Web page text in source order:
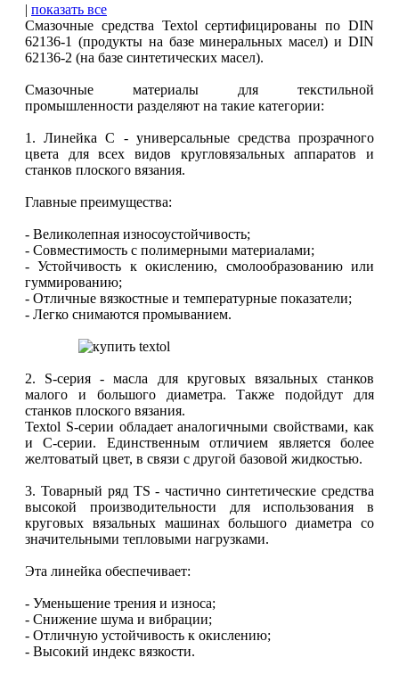
| показать все
Смазочные средства Textol сертифицированы по DIN
62136-1 (продукты на базе минеральных масел) и DIN
62136-2 (на базе синтетических масел).
Смазочные материалы для текстильной
промышленности разделяют на такие категории:
1. Линейка C - универсальные средства прозрачного
цвета для всех видов кругловязальных аппаратов и
станков плоского вязания.
Главные преимущества:
- Великолепная износоустойчивость;
- Совместимость с полимерными материалами;
- Устойчивость к окислению, смолообразованию или
гуммированию;
- Отличные вязкостные и температурные показатели;
- Легко снимаются промыванием.
2. S-серия - масла для круговых вязальных станков
малого и большого диаметра. Также подойдут для
станков плоского вязания.
Textol S-серии обладает аналогичными свойствами, как
и C-серии. Единственным отличием является более
желтоватый цвет, в связи с другой базовой жидкостью.
3. Товарный ряд TS - частично синтетические средства
высокой производительности для использования в
круговых вязальных машинах большого диаметра со
значительными тепловыми нагрузками.
Эта линейка обеспечивает:
- Уменьшение трения и износа;
- Снижение шума и вибрации;
- Отличную устойчивость к окислению;
- Высокий индекс вязкости.